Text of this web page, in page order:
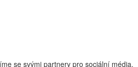
se svými partnery pro sociální média,